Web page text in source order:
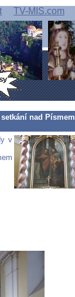
TV-MIS.com
nad Písmem
v